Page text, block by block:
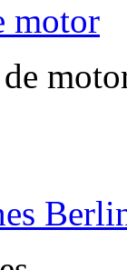
motor